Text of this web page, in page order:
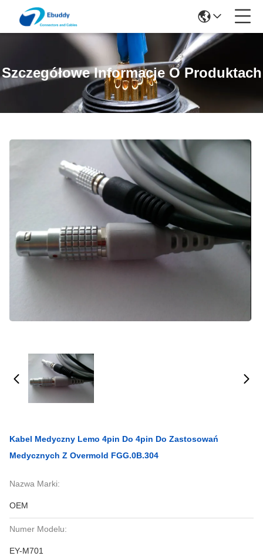
Szczegółowe Informacje O Produktach
Kabel Medyczny Lemo 4pin Do 4pin Do Zastosowań
Medycznych Z Overmold FGG.0B.304
Nazwa Marki:
OEM
Numer Modelu:
EY-M701